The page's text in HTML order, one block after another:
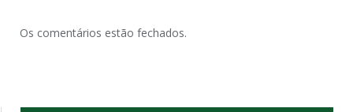
Os comentários estão fechados.